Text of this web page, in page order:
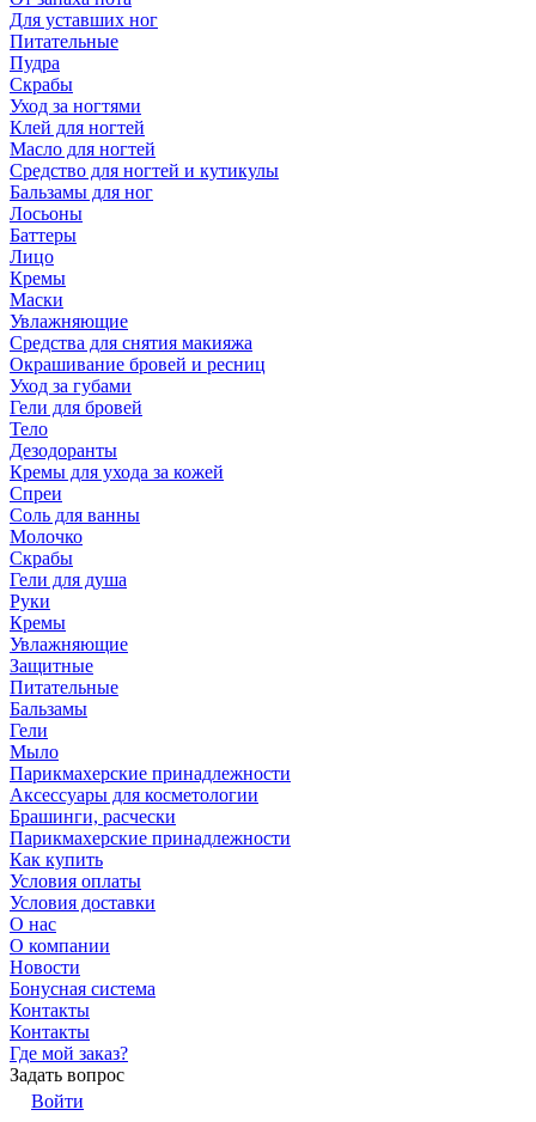
Для уставших ног
Питательные
Пудра
Скрабы
Уход за ногтями
Клей для ногтей
Масло для ногтей
Средство для ногтей и кутикулы
Бальзамы для ног
Лосьоны
Баттеры
Лицо
Кремы
Маски
Увлажняющие
Средства для снятия макияжа
Окрашивание бровей и ресниц
Уход за губами
Гели для бровей
Тело
Дезодоранты
Кремы для ухода за кожей
Спреи
Соль для ванны
Молочко
Скрабы
Гели для душа
Руки
Кремы
Увлажняющие
Защитные
Питательные
Бальзамы
Гели
Мыло
Парикмахерские принадлежности
Аксессуары для косметологии
Брашинги, расчески
Парикмахерские принадлежности
Как купить
Условия оплаты
Условия доставки
О нас
О компании
Новости
Бонусная система
Контакты
Контакты
Где мой заказ?
Задать вопрос
Войти